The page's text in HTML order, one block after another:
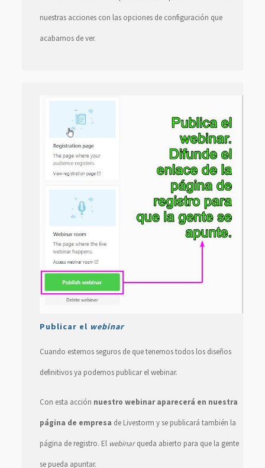
nuestras acciones con las opciones de configuración que
acabamos de ver.
Publicar el webinar
Cuando estemos seguros de que tenemos todos los diseños
definitivos ya podemos publicar el webinar.
Con esta acción nuestro webinar aparecerá en nuestra
página de empresa de Livestorm y se publicará también la
página de registro. El webinarqueda abierto para que la gente
se pueda apuntar.